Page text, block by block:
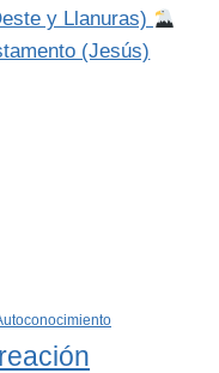
y Llanuras)
(Jesús)